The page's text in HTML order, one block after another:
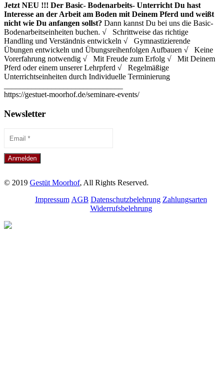
Jetzt NEU !!! Der Basic- Bodenarbeits- Unterricht Du hast
Interesse an der Arbeit am Boden mit Deinem Pferd und weißt
nicht wie Du anfangen sollst? Dann kannst Du bei uns die Basic-
Bodenarbeitseinheiten buchen. √ Schrittweise das richtige
Handling und Verständnis entwickeln √ Gymnastizierende
Übungen entwickeln und Übungsreihenfolgen Aufbauen √ Keine
Vorerfahrung notwendig √ Mit Freude zum Erfolg √ Mit Deinem
Pferd oder einem unserer Lehrpferd √ Regelmäßige
Unterrichtseinheiten durch Individuelle Terminierung
https://gestuet-moorhof.de/seminare-events/
Newsletter
© 2019 Gestüt Moorhof, All Rights Reserved.
Impressum AGB Datenschutzbelehrung Zahlungsarten
Widerrufsbelehrung